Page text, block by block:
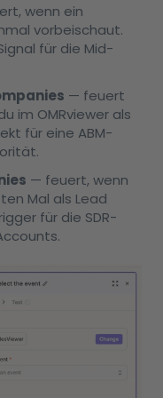
wenn ein
vorbeischaut.
für die Mid-
— feuert
im OMRviewer als
für eine ABM-
— feuert, wenn
Mal als Lead
für die SDR-